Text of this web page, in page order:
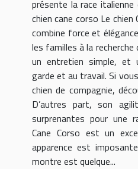
présente la race
chien cane corso Le chien
combine force et
les familles à la recherche
un entretien simple, et
garde et au travail. Si
chien de compagnie,
D’autres part, son
surprenantes pour une
Cane Corso est un
apparence est
montre est quelque...